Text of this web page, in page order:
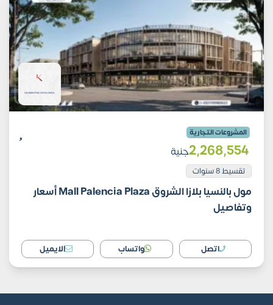
المشروعات التجارية
2٬268٬554جنية
تقسيط 8 سنوات
مول بالنسيا بلازا الشروق Mall Palencia Plaza أسعار
وتفاصيل
اتصل واتساب الايميل